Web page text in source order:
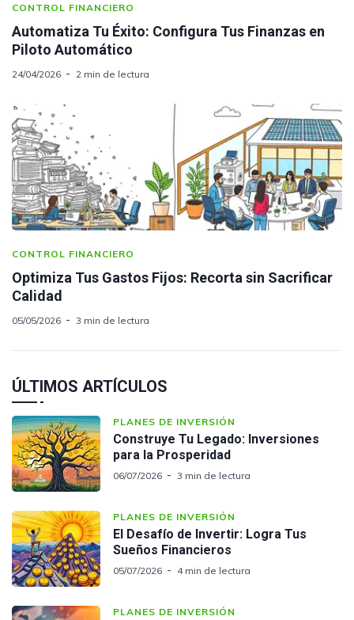
CONTROL FINANCIERO
Automatiza Tu Éxito: Configura Tus Finanzas en
Piloto Automático
24/04/2026 2 min de lectura
CONTROL FINANCIERO
Optimiza Tus Gastos Fijos: Recorta sin Sacrificar
Calidad
05/05/2026 3 min de lectura
ÚLTIMOS ARTÍCULOS
PLANES DE INVERSIÓN
Construye Tu Legado: Inversiones
para la Prosperidad
06/07/2026 3 min de lectura
PLANES DE INVERSIÓN
El Desafío de Invertir: Logra Tus
Sueños Financieros
05/07/2026 4 min de lectura
PLANES DE INVERSIÓN